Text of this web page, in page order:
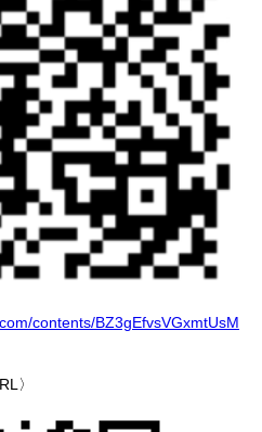
contents/BZ3gEfvsVGxmtUsM
〉